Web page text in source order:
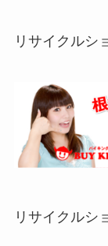
リサイクルシ
リサイクルシ